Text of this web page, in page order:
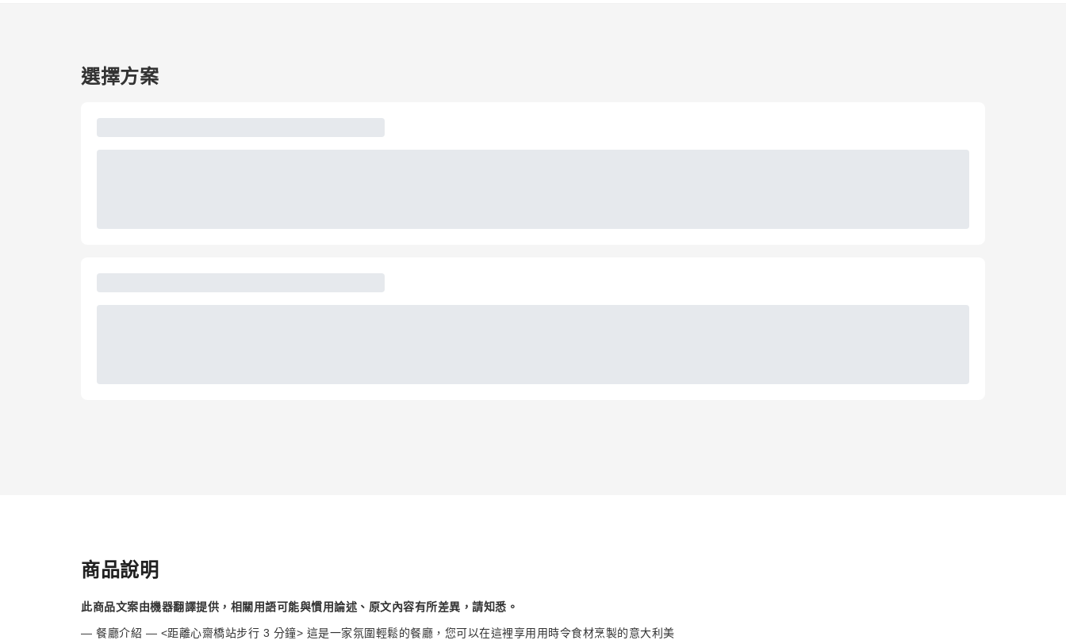
選擇方案
商品說明
此商品文案由機器翻譯提供，相關用語可能與慣用論述、原文內容有所差異，請知悉。
— 餐廳介紹 — <距離心齋橋站步行 3 分鐘> 這是一家氛圍輕鬆的餐廳，您可以在這裡享用用時令食材烹製的意大利美